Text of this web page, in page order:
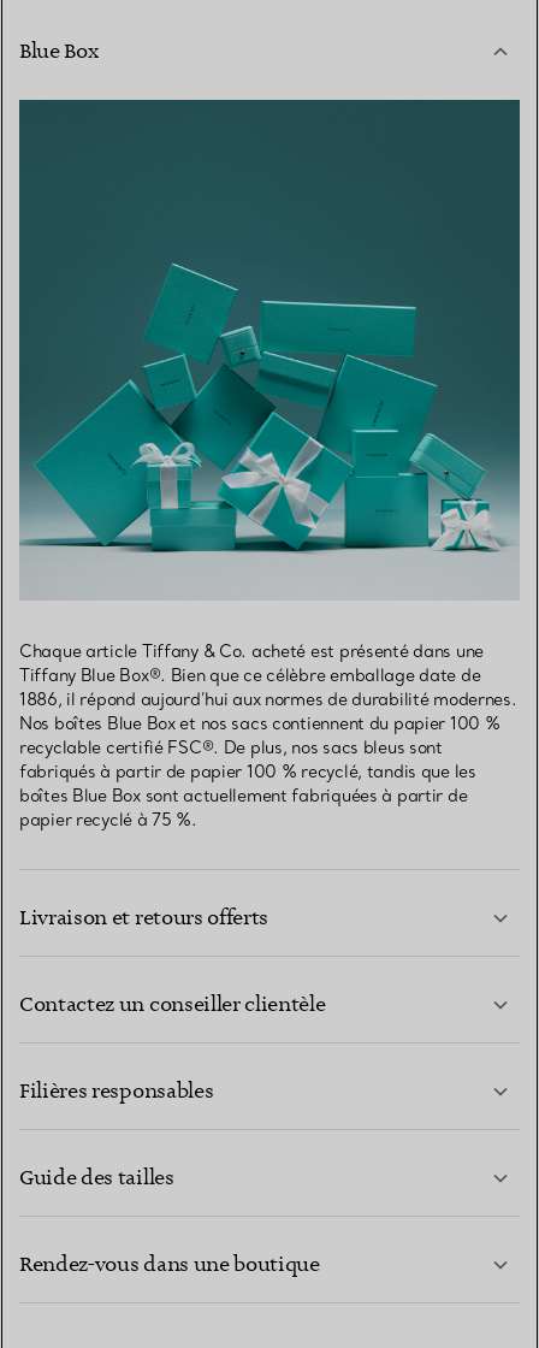
Blue Box
Chaque article Tiffany & Co. acheté est présenté dans une
Tiffany Blue Box®. Bien que ce célèbre emballage date de
1886, il répond aujourd’hui aux normes de durabilité modernes.
Nos boîtes Blue Box et nos sacs contiennent du papier 100 %
recyclable certifié FSC®. De plus, nos sacs bleus sont
fabriqués à partir de papier 100 % recyclé, tandis que les
boîtes Blue Box sont actuellement fabriquées à partir de
papier recyclé à 75 %.
Livraison et retours offerts
Contactez un conseiller clientèle
Filières responsables
Guide des tailles
Rendez-vous dans une boutique